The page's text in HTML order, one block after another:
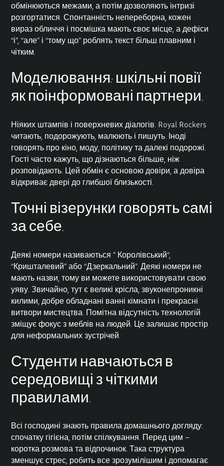
обмінюються межами, а потім дозволяють інтризі
розгортатися. Спонтанність непереборна, кожен
вираз обличчя і посмішка мають своє місце, а дефіси
“і”, “але” і “тому що” роблять текст більш плавним і
чітким.
Моделювання: шкільні повії
як поінформовані партнери.
Ніяких штампів і поверхневих діалогів. Royal Rockers
читають, подорожують, малюють і пишуть. Іноді
говорять про кіно, моду, політику та далекі подорожі.
Гості часто кажуть, що дізнаються більше, ніж
розповідають. Цей обмін є основою довіри, а довіра
відкриває двері до глибшої близькості.
Точні візерунки говорять самі
за себе.
Деякі номери називаються ” Королівський“,
“Кришталевий” або “Дзеркальний”. Деякі номери не
мають назви, тому ви можете використовувати свою
уяву. Звичайно, тут є великі крісла, звуконепроникні
килими, добре обладнані ванні кімнати і прекрасні
витвори мистецтва. Помітна відсутність технологій
зміщує фокус з меблів на людей. Це залишає простір
для неформальних зустрічей.
Студенти навчаються в
середовищі з чіткими
правилами.
Всі господині знають правила домашнього догляду:
спочатку гігієна, потім спілкування. Перед цим –
коротка розмова та відпочинок. Така структура
зменшує стрес, робить все зрозумілішим і допомагає